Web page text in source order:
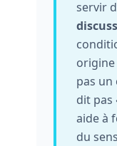
servir
origine
pas un
dit pas
aide à
du